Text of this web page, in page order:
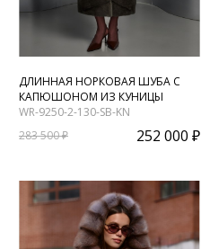
ДЛИННАЯ НОРКОВАЯ ШУБА С
КАПЮШОНОМ ИЗ КУНИЦЫ
WR-9250-2-130-SB-KN
283 500 ₽
252 000 ₽